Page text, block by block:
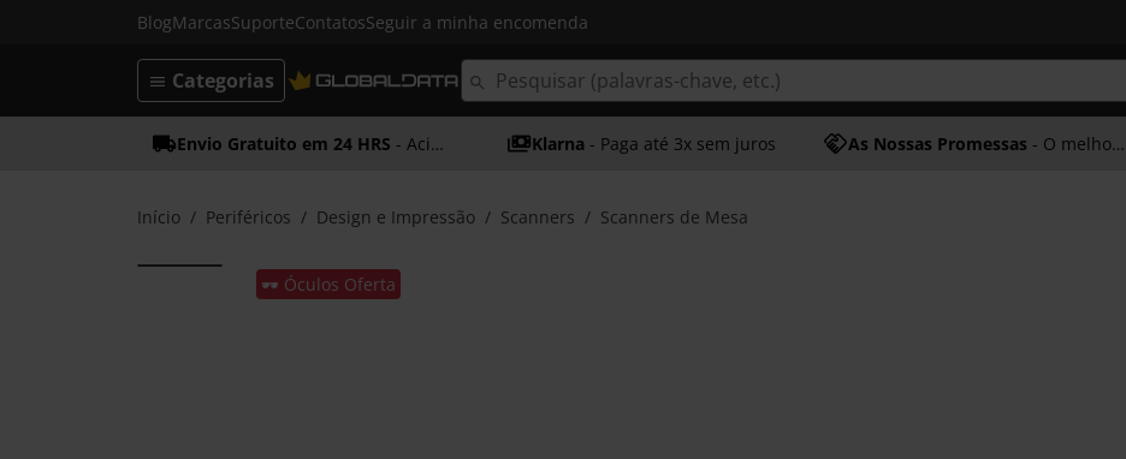
BlogMarcasSuporteContatosSeguir a minha encomenda
Categorias
Envio Gratuito em 24 HRS - Acima dos 50€ Klarna - Paga até 3x sem juros As Nossas Promessas - O melhor atendimento
Início Periféricos Design e Impressão Scanners Scanners de Mesa
🕶️ Óculos Oferta